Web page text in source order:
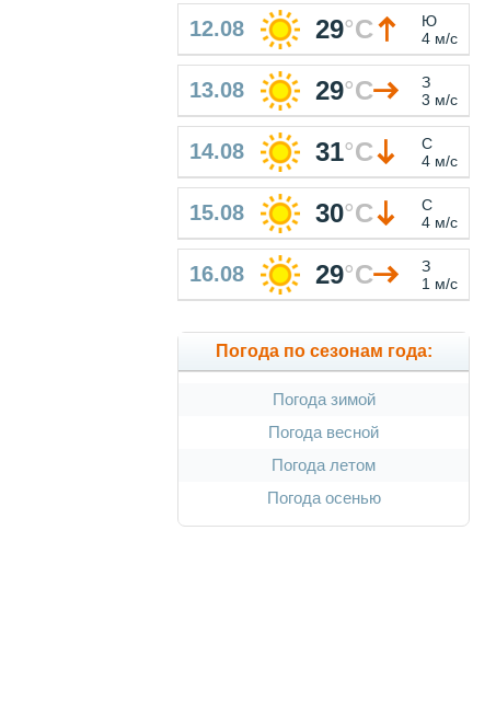
12.08 29°C
Ю
4 м/с
13.08 29°C
З
3 м/с
14.08 31°C
С
4 м/с
15.08 30°C
С
4 м/с
16.08 29°C
З
1 м/с
Погода по сезонам года:
Погода зимой
Погода весной
Погода летом
Погода осенью